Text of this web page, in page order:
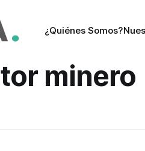
¿Quiénes Somos?
minero